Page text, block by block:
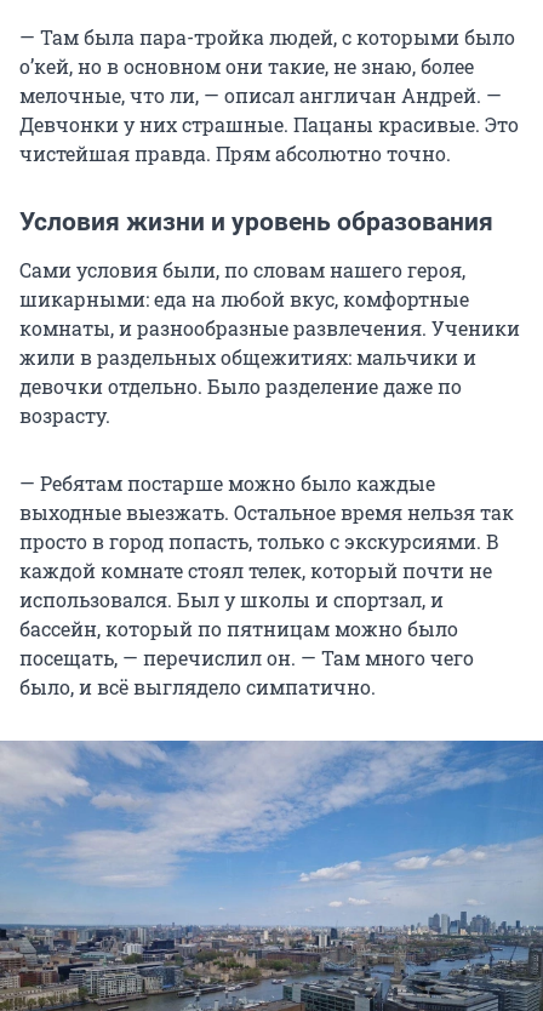
— Там была пара-тройка людей, с которыми было
о’кей, но в основном они такие, не знаю, более
мелочные, что ли, — описал англичан Андрей. —
Девчонки у них страшные. Пацаны красивые. Это
чистейшая правда. Прям абсолютно точно.
Условия жизни и уровень образования
Сами условия были, по словам нашего героя,
шикарными: еда на любой вкус, комфортные
комнаты, и разнообразные развлечения. Ученики
жили в раздельных общежитиях: мальчики и
девочки отдельно. Было разделение даже по
возрасту.
— Ребятам постарше можно было каждые
выходные выезжать. Остальное время нельзя так
просто в город попасть, только с экскурсиями. В
каждой комнате стоял телек, который почти не
использовался. Был у школы и спортзал, и
бассейн, который по пятницам можно было
посещать, — перечислил он. — Там много чего
было, и всё выглядело симпатично.